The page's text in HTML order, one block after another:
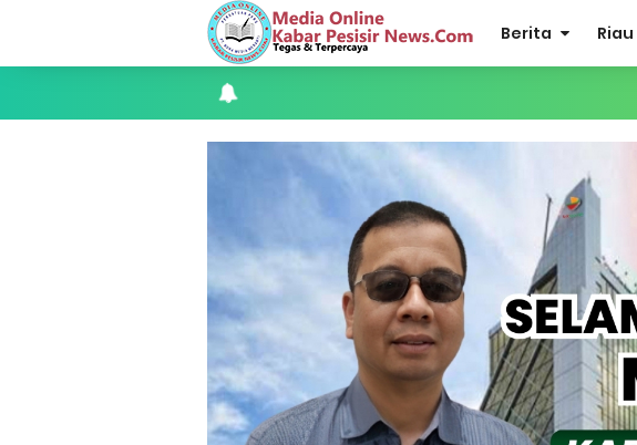
Berita Riau
Apel Siaga Karhutla 2026 Digelar di Sabak Auh,
Musyawarah LAM Ke-3 Tualang Sukses, Zulkifli Z
Kapolres Kepulauan Meranti Perkuat Sinergi Jelang
Teluk Belitung Bagaikan Kota Mati Disaat Listrik
F-PETIR Desak Pemkab Lingga Segera Buka Solusi
Juga Butuh Hidup